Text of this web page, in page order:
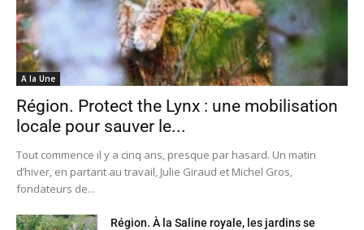
A la Une
Région. Protect the Lynx : une mobilisation
locale pour sauver le...
Tout commence il y a cinq ans, presque par hasard. Un matin
d’hiver, en partant au travail, Julie Giraud et Michel Gros,
fondateurs de...
Région. À la Saline royale, les jardins se